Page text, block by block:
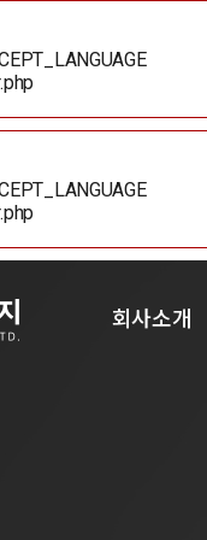
회사소개
인사
M/C Slitting